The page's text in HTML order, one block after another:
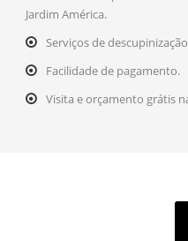
Jardim América.
Serviços de
Facilidade de pagamento.
Visita e orçamento grátis